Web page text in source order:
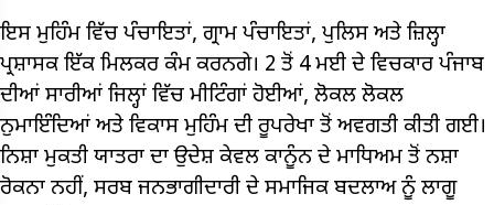
ਇਸ ਮੁਹਿੰਮ ਵਿੱਚ ਪੰਚਾਇਤਾਂ, ਗ੍ਰਾਮ ਪੰਚਾਇਤਾਂ, ਪੁਲਿਸ ਅਤੇ ਜ਼ਿਲ੍ਹਾ
ਪ੍ਰਸ਼ਾਸਕ ਇੱਕ ਮਿਲਕਰ ਕੰਮ ਕਰਨਗੇ। 2 ਤੋਂ 4 ਮਈ ਦੇ ਵਿਚਕਾਰ ਪੰਜਾਬ
ਦੀਆਂ ਸਾਰੀਆਂ ਜਿਲ੍ਹਾਂ ਵਿੱਚ ਮੀਟਿੰਗਾਂ ਹੋਈਆਂ, ਲੋਕਲ ਲੋਕਲ
ਨੁਮਾਇੰਦਿਆਂ ਅਤੇ ਵਿਕਾਸ ਮੁਹਿੰਮ ਦੀ ਰੂਪਰੇਖਾ ਤੋਂ ਅਵਗਤੀ ਕੀਤੀ ਗਈ।
ਨਿਸ਼ਾ ਮੁਕਤੀ ਯਾਤਰਾ ਦਾ ਉਦੇਸ਼ ਕੇਵਲ ਕਾਨੂੰਨ ਦੇ ਮਾਧਿਅਮ ਤੋਂ ਨਸ਼ਾ
ਰੋਕਨਾ ਨਹੀਂ, ਸਰਬ ਜਨਭਾਗੀਦਾਰੀ ਦੇ ਸਮਾਜਿਕ ਬਦਲਾਅ ਨੂੰ ਲਾਗੂ